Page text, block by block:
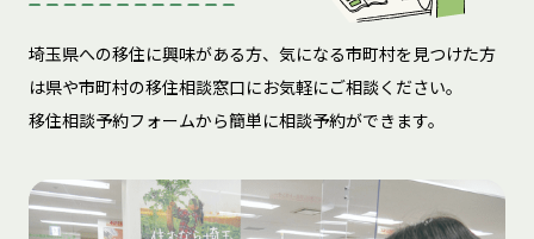
埼玉県への移住に興味がある方、気になる市町村を見つけた方
は県や市町村の移住相談窓口にお気軽にご相談ください。
移住相談予約フォームから簡単に相談予約ができます。